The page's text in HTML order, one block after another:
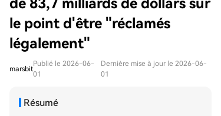
de 83,7 milliards de dollars sur
le point d'être "réclamés
légalement"
marsbit
Publié le 2026-06-
01
Dernière mise à jour le 2026-06-
01
Résumé